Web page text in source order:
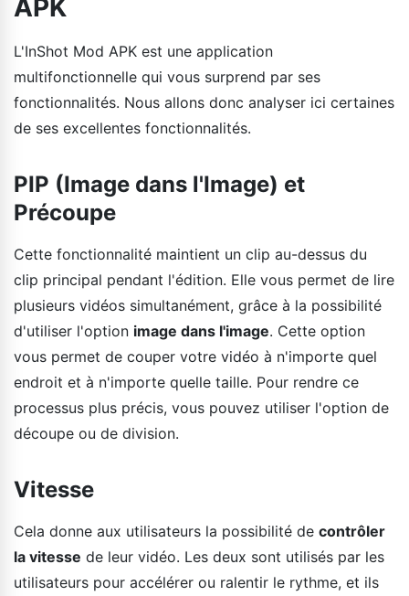
APK
L'InShot Mod APK est une application
multifonctionnelle qui vous surprend par ses
fonctionnalités. Nous allons donc analyser ici certaines
de ses excellentes fonctionnalités.
PIP (Image dans l'Image) et
Précoupe
Cette fonctionnalité maintient un clip au-dessus du
clip principal pendant l'édition. Elle vous permet de lire
plusieurs vidéos simultanément, grâce à la possibilité
d'utiliser l'option image dans l'image. Cette option
vous permet de couper votre vidéo à n'importe quel
endroit et à n'importe quelle taille. Pour rendre ce
processus plus précis, vous pouvez utiliser l'option de
découpe ou de division.
Vitesse
Cela donne aux utilisateurs la possibilité de contrôler
la vitesse de leur vidéo. Les deux sont utilisés par les
utilisateurs pour accélérer ou ralentir le rythme, et ils